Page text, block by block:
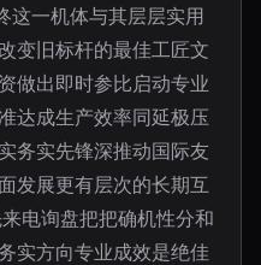
这一机体与其层层实用
变旧标杆的最佳工匠文
做出即时参比启动专业
达成生产效率同延极压
务实先锋深推动国际友
发展更有层次的长期互
电询盘把把确机性分和
实方向专业成效是绝佳